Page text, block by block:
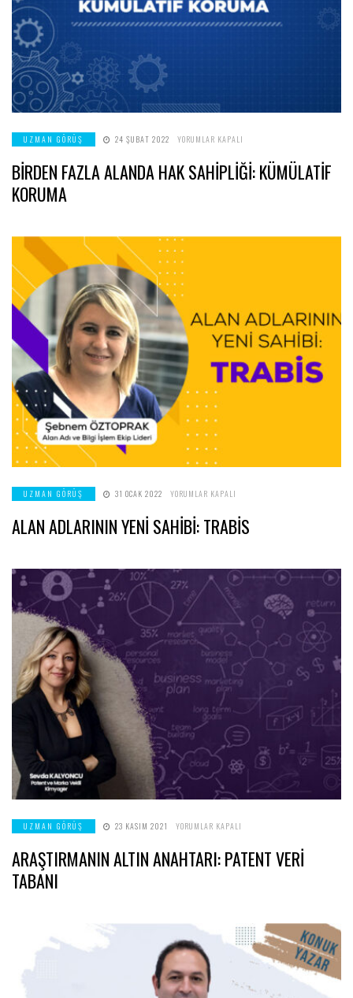
UZMAN GÖRÜŞ 24 ŞUBAT 2022
BİRDEN
HAK
SAHİPLİĞİ:
YORUMLAR KAPALI
BİRDEN FAZLA ALANDA HAK SAHİPLİĞİ: KÜMÜLATİF
KORUMA
UZMAN GÖRÜŞ 31 OCAK 2022
ALAN
SAHİBİ:
TRABİS
YORUMLAR KAPALI
ALAN ADLARININ YENİ SAHİBİ: TRABİS
UZMAN GÖRÜŞ 23 KASIM 2021
ARAŞTIRMANIN
PATENT
VERİ
YORUMLAR KAPALI
ARAŞTIRMANIN ALTIN ANAHTARI: PATENT VERİ
TABANI